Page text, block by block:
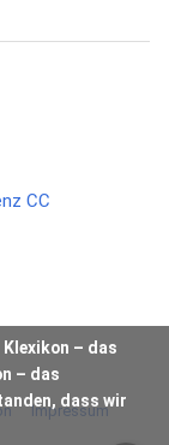
– das
– das
dass wir
Impressum